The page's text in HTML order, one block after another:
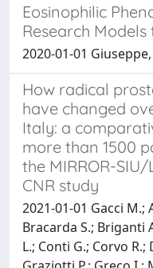
Eosinophilic
Research
2020-01-01
How radical
have changed
Italy: a
more than 1500
the MIRROR-
CNR study
2021-01-01 Gacci M.;
Bracarda S.; Briganti
L.; Conti G.; Corvo R.;